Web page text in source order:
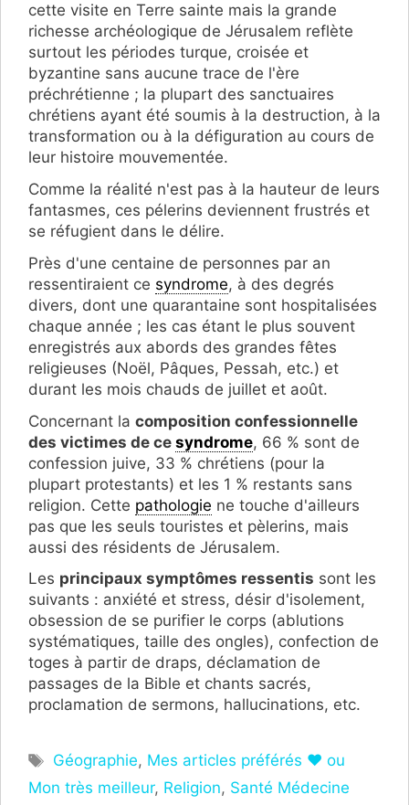
cette visite en Terre sainte mais la grande
richesse archéologique de Jérusalem reflète
surtout les périodes turque, croisée et
byzantine sans aucune trace de l'ère
préchrétienne ; la plupart des sanctuaires
chrétiens ayant été soumis à la destruction, à la
transformation ou à la défiguration au cours de
leur histoire mouvementée.
Comme la réalité n'est pas à la hauteur de leurs
fantasmes, ces pélerins deviennent frustrés et
se réfugient dans le délire.
Près d'une centaine de personnes par an
ressentiraient ce syndrome, à des degrés
divers, dont une quarantaine sont hospitalisées
chaque année ; les cas étant le plus souvent
enregistrés aux abords des grandes fêtes
religieuses (Noël, Pâques, Pessah, etc.) et
durant les mois chauds de juillet et août.
Concernant la composition confessionnelle
des victimes de ce syndrome, 66 % sont de
confession juive, 33 % chrétiens (pour la
plupart protestants) et les 1 % restants sans
religion. Cette pathologie ne touche d'ailleurs
pas que les seuls touristes et pèlerins, mais
aussi des résidents de Jérusalem.
Les principaux symptômes ressentis sont les
suivants : anxiété et stress, désir d'isolement,
obsession de se purifier le corps (ablutions
systématiques, taille des ongles), confection de
toges à partir de draps, déclamation de
passages de la Bible et chants sacrés,
proclamation de sermons, hallucinations, etc.
Étiquettes
Géographie, Mes articles préférés ❤ ou
Mon très meilleur, Religion, Santé Médecine